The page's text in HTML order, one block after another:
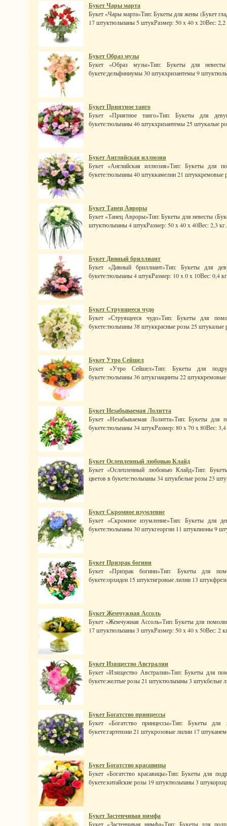
Букет Чары марта
Букет «Чары марта»Тип: Букеты для жены (Букет
17 штуктюльпаны 5 штукРазмер: 50 x 40 x 20Вес:
Букет Образ музы
Букет «Образ музы»Тип: Букеты для
букете:дельфиниумы 30 штукхризантемы 9
Букет Приятное танго
Букет «Приятное танго»Тип: Букеты для
букете:тюльпаны 46 штукхризантемы 25 штукалые
Букет Английская иллюзия
Букет «Английская иллюзия»Тип: Букеты для
букете:тюльпаны 40 штуккамелии 21 штуккремовые
Букет Танец Авроры
Букет «Танец Авроры»Тип: Букеты для невесты
штуктюльпаны 4 штукРазмер: 50 x 40 x 40Вес: 2,3
Букет Дивный бриллиант
Букет «Дивный бриллиант»Тип: Букеты для
букете:тюльпаны 4 штукРазмер: 10 x 0 x 10Вес: 0,4
Букет Струящееся чудо
Букет «Струящееся чудо»Тип: Букеты для
букете:тюльпаны 38 штуккрасные розы 25
Букет Утро Сейшел
Букет «Утро Сейшел»Тип: Букеты для
букете:тюльпаны 36 штукгиацинты 22
Букет Незабываемая Лолитта
Букет «Незабываемая Лолитта»Тип: Букеты для
букете:тюльпаны 34 штукРазмер: 80 x 70 x 80Вес:
Букет Ослепленный любовью Клайд
Букет «Ослепленный любовью Клайд»Тип:
цветов в букете:тюльпаны 34 штукбелые розы 23
Букет Скромное изумление
Букет «Скромное изумление»Тип: Букеты для
букете:тюльпаны 30 штукгеоргин 11 штукпионы 9
Букет Призрак богини
Букет «Призрак богини»Тип: Букеты для
букете:орхидеи 15 штуктигровые лилии 13
Букет Жемчужная Ассоль
Букет «Жемчужная Ассоль»Тип: Букеты для
17 штуктюльпаны 3 штукРазмер: 50 x 40 x 50Вес: 2
Букет Изящество Австралии
Букет «Изящество Австралии»Тип: Букеты для
букете:желтые розы 21 штуктюльпаны 3 штукбелые
Букет Богатство принцессы
Букет «Богатство принцессы»Тип: Букеты
букете:гартензии 21 штукрозовые лилии 17
Букет Богатство красавицы
Букет «Богатство красавицы»Тип: Букеты для
букете:китайские розы 19 штуктюльпаны 3
Букет Застенчивая нимфа
Букет «Застенчивая нимфа»Тип: Букеты для